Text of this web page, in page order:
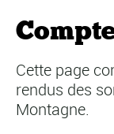
Cette page
rendus des
Montagne.